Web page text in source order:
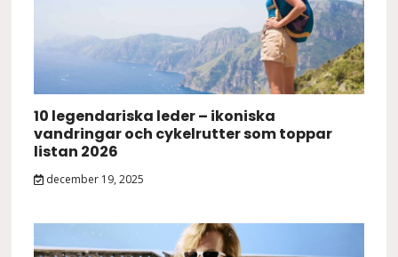
10 legendariska leder – ikoniska
vandringar och cykelrutter som toppar
listan 2026
december 19, 2025